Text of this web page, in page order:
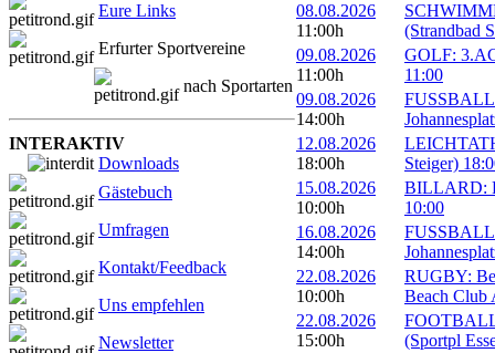
Eure Links
Erfurter Sportvereine
nach Sportarten
INTERAKTIV
Downloads
Gästebuch
Umfragen
Kontakt/Feedback
Uns empfehlen
Newsletter
08.08.2026
11:00h
(Strandbad
09.08.2026
11:00h
GOLF:
11:00
09.08.2026
14:00h
12.08.2026
18:00h
Steiger)
15.08.2026
10:00h
BILLARD:
10:00
16.08.2026
14:00h
22.08.2026
10:00h
RUGBY:
Beach Club
22.08.2026
15:00h
(Sportpl